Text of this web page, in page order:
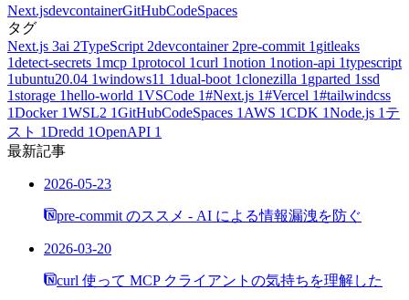
Next.jsdevcontainerGitHubCodeSpaces
タグ
Next.js 3ai 2TypeScript 2devcontainer 2pre-commit 1 gitleaks
1detect-secrets 1mcp 1protocol 1curl 1notion 1notion-api 1typescript
1ubuntu20.04 1windows11 1dual-boot 1clonezilla 1 gparted 1ssd
1storage 1hello-world 1VSCode 1#Next.js 1#Vercel 1#tailwindcss
1Docker 1WSL2 1GitHubCodeSpaces 1 AWS 1CDK 1Node.js 1 テ
スト 1Dredd 1OpenAPI 1
最新記事
2026-05-23
pre-commit のススメ - AI による情報漏洩を防ぐ
2026-03-20
curl 使って MCP クライアントの気持ちを理解した